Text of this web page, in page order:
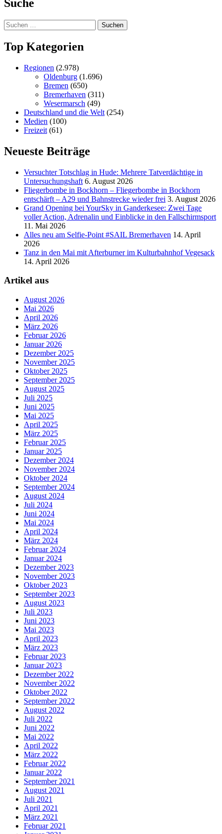
Beiträge
Suche
Suchen
nach:
Top Kategorien
Regionen (2.978)
Oldenburg (1.696)
Bremen (650)
Bremerhaven (311)
Wesermarsch (49)
Deutschland und die Welt (254)
Medien (100)
Freizeit (61)
Neueste Beiträge
Versucht­er Totschlag in Hude: Mehrere Tatverdächtige in
Untersuchungshaft 6. August 2026
Fliegerbombe in Bockhorn – Fliegerbombe in Bockhorn
entschärft – A29 und Bahnstrecke wieder frei 3. August 2026
Grand Opening bei YourSky in Ganderkesee: Zwei Tage
voller Action, Adrenalin und Einblicke in den Fallschirmsport
11. Mai 2026
Alles neu am Selfie-Point #SAIL Bremerhaven 14. April
2026
Tanz in den Mai mit Afterburner im Kulturbahnhof Vegesack
14. April 2026
Artikel aus
August 2026
Mai 2026
April 2026
März 2026
Februar 2026
Januar 2026
Dezember 2025
November 2025
Oktober 2025
September 2025
August 2025
Juli 2025
Juni 2025
Mai 2025
April 2025
März 2025
Februar 2025
Januar 2025
Dezember 2024
November 2024
Oktober 2024
September 2024
August 2024
Juli 2024
Juni 2024
Mai 2024
April 2024
März 2024
Februar 2024
Januar 2024
Dezember 2023
November 2023
Oktober 2023
September 2023
August 2023
Juli 2023
Juni 2023
Mai 2023
April 2023
März 2023
Februar 2023
Januar 2023
Dezember 2022
November 2022
Oktober 2022
September 2022
August 2022
Juli 2022
Juni 2022
Mai 2022
April 2022
März 2022
Februar 2022
Januar 2022
September 2021
August 2021
Juli 2021
April 2021
März 2021
Februar 2021